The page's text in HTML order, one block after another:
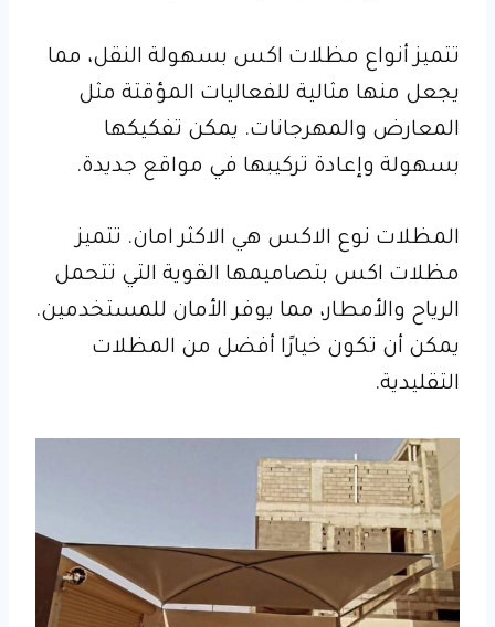
تتميز أنواع مظلات اكس بسهولة النقل، مما
يجعل منها مثالية للفعاليات المؤقتة مثل
المعارض والمهرجانات. يمكن تفكيكها
بسهولة وإعادة تركيبها في مواقع جديدة.
المظلات نوع الاكس هي الاكثر امان. تتميز
مظلات اكس بتصاميمها القوية التي تتحمل
الرياح والأمطار، مما يوفر الأمان للمستخدمين.
يمكن أن تكون خيارًا أفضل من المظلات
التقليدية.